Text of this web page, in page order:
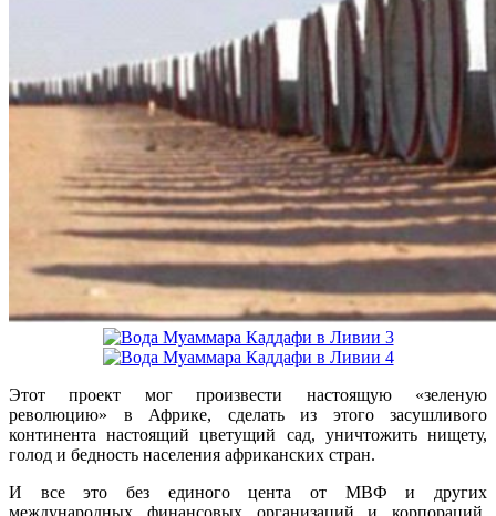
Этот проект мог произвести настоящую «зеленую
революцию» в Африке, сделать из этого засушливого
континента настоящий цветущий сад, уничтожить нищету,
голод и бедность населения африканских стран.
И все это без единого цента от МВФ и других